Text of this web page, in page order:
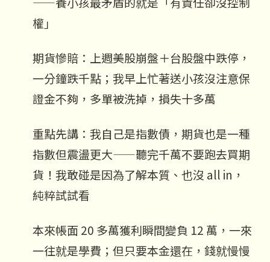
權」
期貨慘賠：上週美股崩盤＋台股盤中跌停，
一分鐘跌千點；我早上忙著送小孩沒注意保
證金不夠，多單被洗掉，損失十多萬
重點先講：我自己是指數債，期貨也是一種
指數但震盪更大——聽完千萬不要跑去買期
貨！我敢碰是因為了解本質、也沒 all in，
純粹試試看
本來帳面 20 多萬獲利瞬間變負 12 萬，一來
一往就是學費；但只要本金還在，錢就慢慢